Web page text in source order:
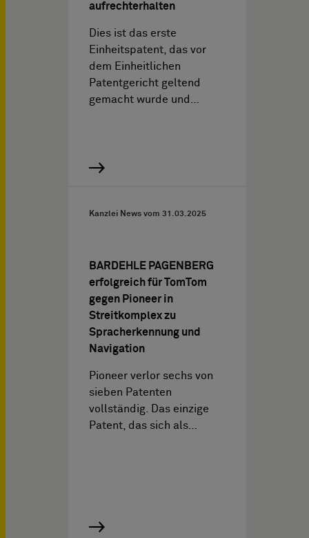
aufrechterhalten
Dies ist das erste
Einheitspatent, das vor
dem Einheitlichen
Patentgericht geltend
gemacht wurde und…
Kanzlei News vom 31.03.2025
BARDEHLE PAGENBERG
erfolgreich für TomTom
gegen Pioneer in
Streitkomplex zu
Spracherkennung und
Navigation
Pioneer verlor sechs von
sieben Patenten
vollständig. Das einzige
Patent, das sich als…